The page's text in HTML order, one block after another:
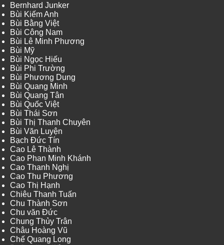
Bernhard Junker
Bùi Kiếm Anh
Bùi Bằng Việt
Bùi Công Nam
Bùi Lê Minh Phương
Bùi Mỹ
Bùi Ngọc Hiếu
Bùi Phi Trường
Bùi Phương Dung
Bùi Quang Minh
Bùi Quang Tân
Bùi Quốc Việt
Bùi Thái Sơn
Bùi Thị Thanh Chuyên
Bùi Văn Luyện
Bạch Đức Tín
Cao Lê Thành
Cao Phan Minh Khánh
Cao Thanh Nghị
Cao Thu Phương
Cao Thị Hạnh
Chiêu Thanh Tuấn
Chu Thành Sơn
Chu văn Đức
Chung Thủy Trân
Châu Hoàng Vũ
Chế Quang Long